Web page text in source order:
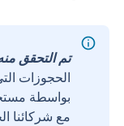
تم التحقق منه
الحجوزات
مع شركائنا